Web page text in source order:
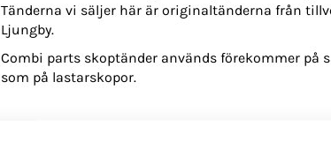
Tänderna vi säljer här är originaltänderna från
Ljungby.
Combi parts skoptänder används förekommer på
som på lastarskopor.